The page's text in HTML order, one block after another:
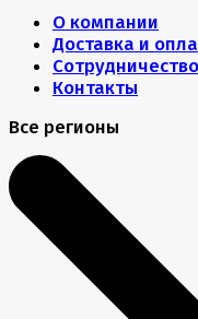
О компании
Доставка и
Сотрудничество
Контакты
Все регионы